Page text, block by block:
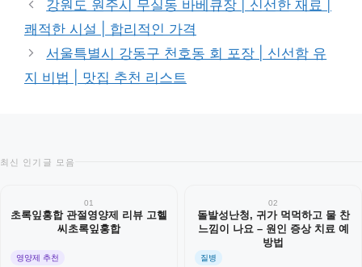
고
리
강원도 원주시 무실동 바베큐장 | 신선한 재료 |
쾌적한 시설 | 합리적인 가격
서울특별시 강동구 천호동 회 포장 | 신선함 유
지 비법 | 맛집 추천 리스트
최신 인기글 모음
01
초록잎홍합 관절영양제 리뷰 고헬
씨초록잎홍합
영양제 추천
02
돌발성난청, 귀가 먹먹하고 물 찬
느낌이 나요 – 원인 증상 치료 예
방법
질병